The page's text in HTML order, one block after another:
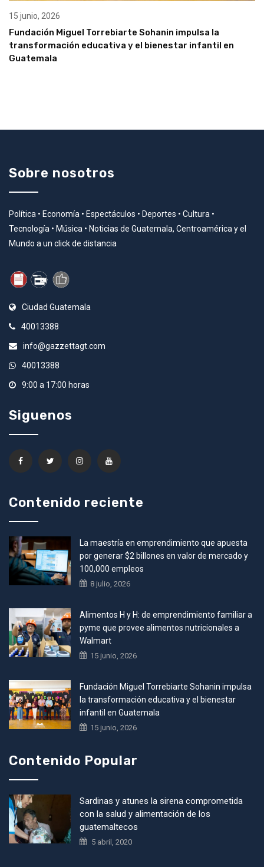
15 junio, 2026
Fundación Miguel Torrebiarte Sohanin impulsa la
transformación educativa y el bienestar infantil en
Guatemala
Sobre nosotros
Política • Economía • Espectáculos • Deportes • Cultura •
Tecnología • Música • Noticias de Guatemala, Centroamérica y el
Mundo a un click de distancia
Ciudad Guatemala
40013388
info@gazzettagt.com
40013388
9:00 a 17:00 horas
Siguenos
Contenido reciente
La maestría en emprendimiento que apuesta
por generar $2 billones en valor de mercado y
100,000 empleos
8 julio, 2026
Alimentos H y H: de emprendimiento familiar a
pyme que provee alimentos nutricionales a
Walmart
15 junio, 2026
Fundación Miguel Torrebiarte Sohanin impulsa
la transformación educativa y el bienestar
infantil en Guatemala
15 junio, 2026
Contenido Popular
Sardinas y atunes la sirena comprometida
con la salud y alimentación de los
guatemaltecos
5 abril, 2020